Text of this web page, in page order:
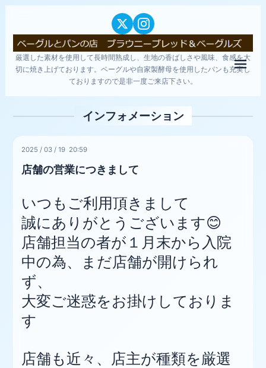
厳選した素材を使用して長時間熟成し、生地の香ばしさや風味、食感を大
切に焼き上げております。ベーグルや自家製酵母を使用したパンも充実し
ておりますので是非一度ご来店下さい。
メ
インフォメーション
2025 /03 /19 20:59
店舗の営業につきまして
いつもご利用頂きまして
誠にありがとうございます😊
店舗担当の者が１月末から入院
中の為、まだ店舗が開けられ
ず、
大変ご迷惑をお掛けしておりま
す
店舗も近々、店主が種類を厳選